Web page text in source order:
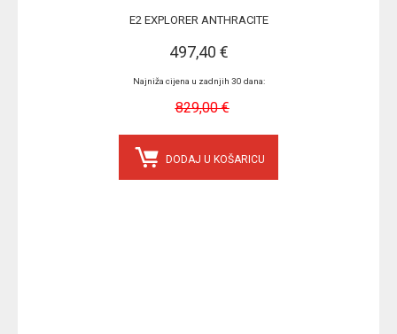
E2 EXPLORER ANTHRACITE
497,40 €
Najniža cijena u zadnjih 30 dana:
829,00 €
DODAJ U KOŠARICU